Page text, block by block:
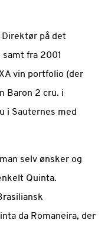
Direktør på det
fra 2001
vin portfolio (der
Baron 2 cru. i
i Sauternes med
selv ønsker og
Quinta.
da Romaneira, der